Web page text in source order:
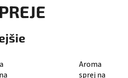
Aroma
sprej na